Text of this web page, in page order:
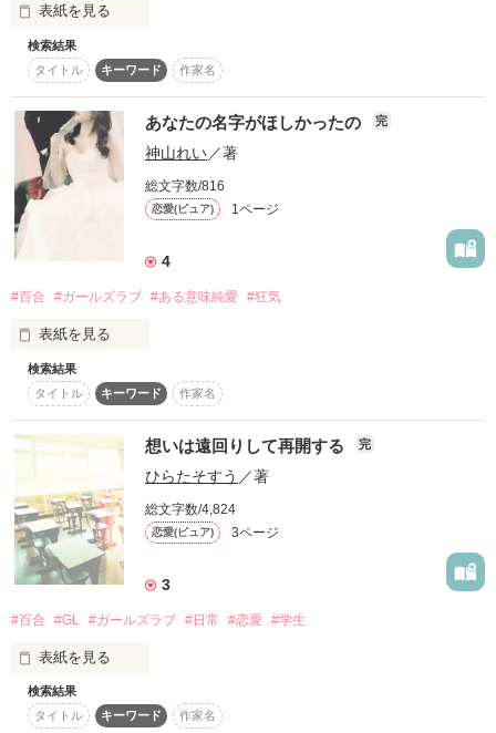
表紙を見る
女子同士のイチャイチャです。
作品を読む
検索結果
タイトル
キーワード 作家名
あなたの名字がほしかったの 完
神山れい／著
総文字数/816
恋愛(ピュア) 1ページ
4
#百合 #ガールズラブ #ある意味純愛 #狂気
表紙を見る
これでわたしも、あなたの名字が名乗れる。
作品を読む
検索結果
タイトル
キーワード 作家名
想いは遠回りして再開する 完
ひらたそすう ／著
総文字数/4,824
恋愛(ピュア) 3ページ
3
#百合 #GL #ガールズラブ #日常 #恋愛 #学生
表紙を見る
言いたいけど言えない。言うのが怖い。でも言わなければ伝わ
らない。そんな少女の物語。
検索結果
タイトル
キーワード 作家名